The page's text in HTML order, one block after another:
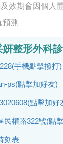
效期會因個人
預測
整形外科
手機點擊撥打)
ps(點擊加好友)
點擊加好
民權路322號(點
刻表